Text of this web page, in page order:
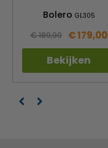
Bolero GL305
€ 189,99 € 179,00
Bekijken